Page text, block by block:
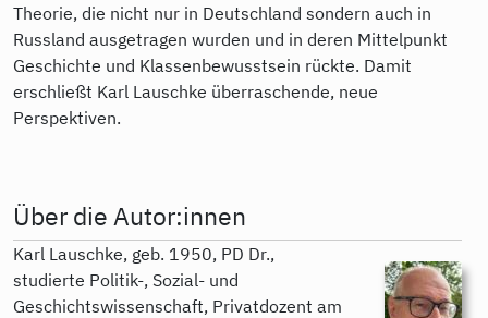
Theorie, die nicht nur in Deutschland sondern auch in
Russland ausgetragen wurden und in deren Mittelpunkt
Geschichte und Klassenbewusstsein rückte. Damit
erschließt Karl Lauschke überraschende, neue
Perspektiven.
Über die Autor:innen
Karl Lauschke, geb. 1950, PD Dr.,
studierte Politik-, Sozial- und
Geschichtswissenschaft, Privatdozent am